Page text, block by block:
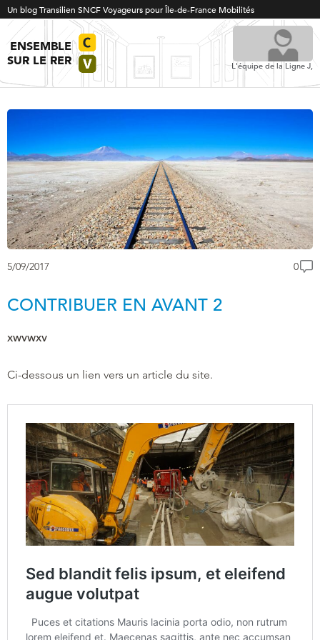
Un blog Transilien SNCF Voyageurs pour Île-de-France Mobilités
ENSEMBLE
SUR LE RER
L'équipe de la Ligne J,
5/09/2017 0
CONTRIBUER EN AVANT 2
xwvwxv
Ci-dessous un lien vers un article du site.